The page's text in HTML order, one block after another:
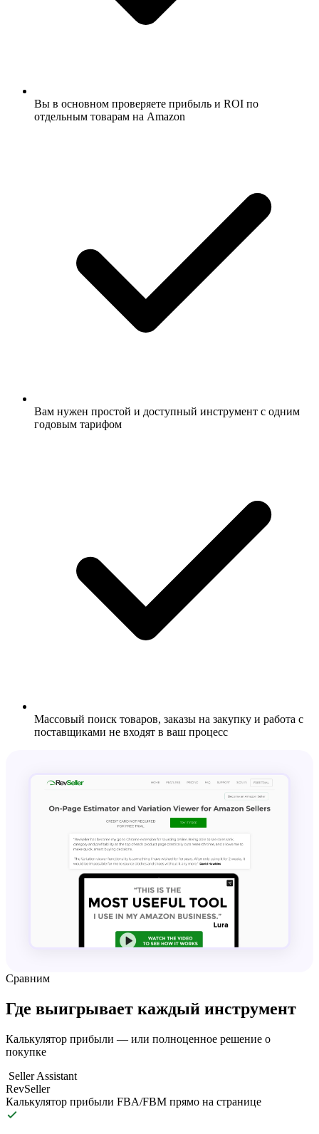
Вы в основном проверяете прибыль и ROI по
отдельным товарам на Amazon
Вам нужен простой и доступный инструмент с одним
годовым тарифом
Массовый поиск товаров, заказы на закупку и работа с
поставщиками не входят в ваш процесс
Сравним
Где выигрывает каждый инструмент
Калькулятор прибыли — или полноценное решение о
покупке
Seller Assistant
RevSeller
Калькулятор прибыли FBA/FBM прямо на странице